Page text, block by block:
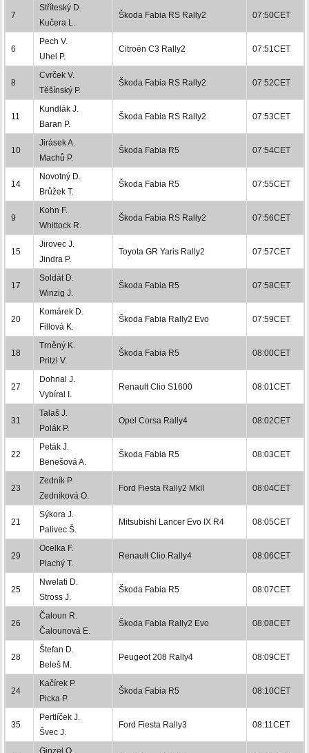
7
Stříteský D.
Kučera L.
Škoda Fabia RS Rally2 07:50CET
6
Pech V.
Uhel P.
Citroën C3 Rally2 07:51CET
8
Cvrček V.
Těšínský P.
Škoda Fabia RS Rally2 07:52CET
11
Kundlák J.
Baran P.
Škoda Fabia RS Rally2 07:53CET
10
Jirásek A.
Machů P.
Škoda Fabia R5 07:54CET
14
Novotný D.
Brůžek T.
Škoda Fabia R5 07:55CET
9
Kohn F.
Whittock R.
Škoda Fabia RS Rally2 07:56CET
15
Jirovec J.
Jindra P.
Toyota GR Yaris Rally2 07:57CET
17
Soldát D.
Winzig J.
Škoda Fabia R5 07:58CET
20
Komárek D.
Fillová K.
Škoda Fabia Rally2 Evo 07:59CET
18
Trněný K.
Pritzl V.
Škoda Fabia R5 08:00CET
27
Dohnal J.
Vybíral I.
Renault Clio S1600 08:01CET
31
Talaš J.
Polák P.
Opel Corsa Rally4 08:02CET
22
Peták J.
Benešová A.
Škoda Fabia R5 08:03CET
23
Zedník P.
Zedníková O.
Ford Fiesta Rally2 MkII 08:04CET
21
Sýkora J.
Palivec Š.
Mitsubishi Lancer Evo IX R4 08:05CET
29
Ocelka F.
Plachý T.
Renault Clio Rally4 08:06CET
25
Nwelati D.
Stross J.
Škoda Fabia R5 08:07CET
26
Čaloun R.
Čalounová E.
Škoda Fabia Rally2 Evo 08:08CET
28
Štefan D.
Beleš M.
Peugeot 208 Rally4 08:09CET
24
Kačírek P.
Picka P.
Škoda Fabia R5 08:10CET
35
Pertlíček J.
Švec J.
Ford Fiesta Rally3 08:11CET
Ginzel O.